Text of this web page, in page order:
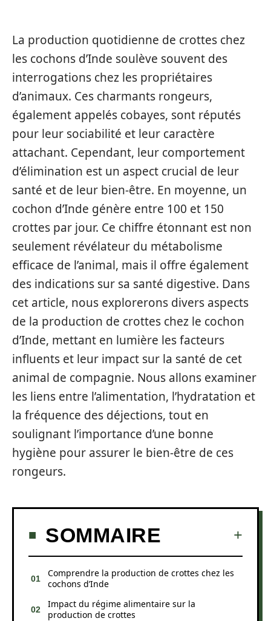
La production quotidienne de crottes chez
les cochons d’Inde soulève souvent des
interrogations chez les propriétaires
d’animaux. Ces charmants rongeurs,
également appelés cobayes, sont réputés
pour leur sociabilité et leur caractère
attachant. Cependant, leur comportement
d’élimination est un aspect crucial de leur
santé et de leur bien-être. En moyenne, un
cochon d’Inde génère entre 100 et 150
crottes par jour. Ce chiffre étonnant est non
seulement révélateur du métabolisme
efficace de l’animal, mais il offre également
des indications sur sa santé digestive. Dans
cet article, nous explorerons divers aspects
de la production de crottes chez le cochon
d’Inde, mettant en lumière les facteurs
influents et leur impact sur la santé de cet
animal de compagnie. Nous allons examiner
les liens entre l’alimentation, l’hydratation et
la fréquence des déjections, tout en
soulignant l’importance d’une bonne
hygiène pour assurer le bien-être de ces
rongeurs.
SOMMAIRE
Comprendre la production de crottes chez les
cochons d’Inde
Impact du régime alimentaire sur la
production de crottes